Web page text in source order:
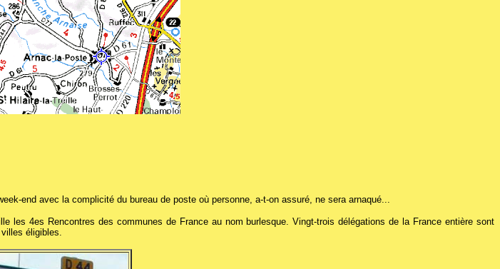
end avec la complicité du bureau de poste où personne, a-t-on assuré, ne sera arnaqué...
les 4es Rencontres des communes de France au nom burlesque. Vingt-trois délégations de la France entière sont
éligibles.